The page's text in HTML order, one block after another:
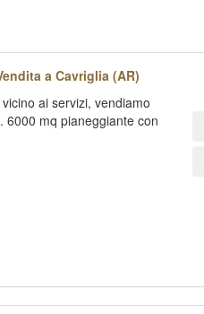
a Cavriglia (AR)
ai servizi, vendiamo
6000 mq pianeggiante con